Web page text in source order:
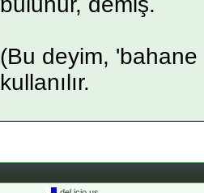
(Bu deyim,
kullanılır.